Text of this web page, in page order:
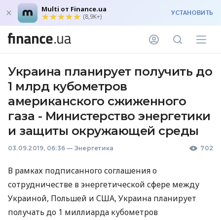
Multi от Finance.ua
(8,9K+) УСТАНОВИТЬ
Украина планирует получить до
1 млрд кубометров
американского сжиженного
газа - Министерство энергетики
и защиты окружающей среды
03.09.2019, 06:36 — Энергетика 702
В рамках подписанного соглашения о
сотрудничестве в энергетической сфере между
Украиной, Польшей и США, Украина планирует
получать до 1 миллиарда кубометров